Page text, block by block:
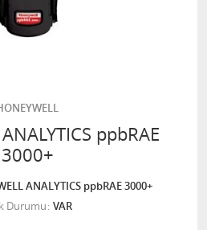
ppbRAE
3000+
ANALYTICS ppbRAE 3000+
Durumu VAR